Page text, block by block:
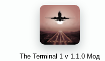
The Terminal 1 v 1.1.0 Мод